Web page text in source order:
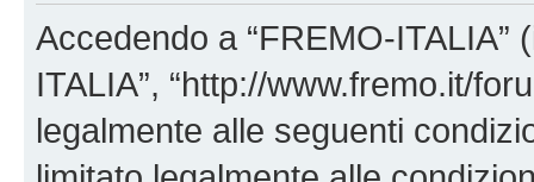
Accedendo a “FREMO-ITALIA”
ITALIA”, “http://www.fremo.it/
legalmente alle seguenti